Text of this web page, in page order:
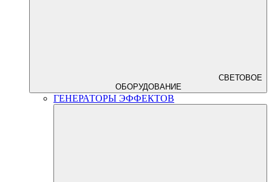
СВЕТОВОЕ
ОБОРУДОВАНИЕ
ГЕНЕРАТОРЫ ЭФФЕКТОВ